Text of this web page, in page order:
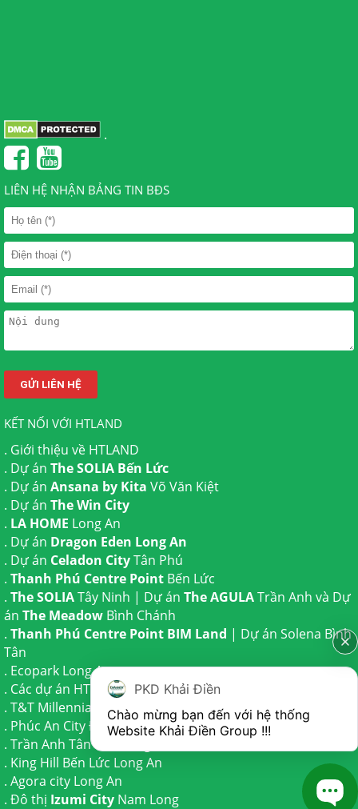
.
LIÊN HỆ NHẬN BẢNG TIN BĐS
KẾT NỐI VỚI HTLAND
. Giới thiệu về HTLAND
. Dự án The SOLIA Bến Lức
. Dự án Ansana by Kita Võ Văn Kiệt
. Dự án The Win City
. LA HOME Long An
. Dự án Dragon Eden Long An
. Dự án Celadon CityTân Phú
. Thanh Phú Centre Point Bến Lức
. The SOLIATây Ninh | Dự án The AGULATrần Anh và Dự
án The Meadow Bình Chánh
. Thanh Phú Centre Point BIM Land | Dự án Solena Bình
Tân
. Ecopark Long An
. Các dự án HTLAND
. T&T Millennia CityCần Giuộc
. Phúc An CityĐức Hoà
. Trần Anh Tân Phú
. King Hill Bến Lức Long An
. Agora city Long An
. Đô thị Izumi City Nam Long
PKD Khải Điền
Chào mừng bạn đến với hệ thống
Website Khải Điền Group !!!